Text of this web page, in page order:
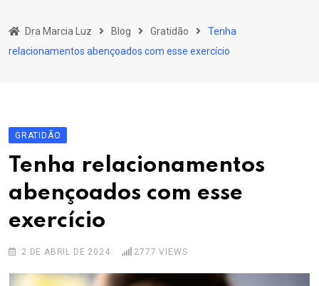
to
content
Dra Marcia Luz Blog Gratidão
Tenha
relacionamentos abençoados com esse exercício
GRATIDÃO
Tenha relacionamentos
abençoados com esse
exercício
2 DE ABRIL DE 2024 2777 VIEWS